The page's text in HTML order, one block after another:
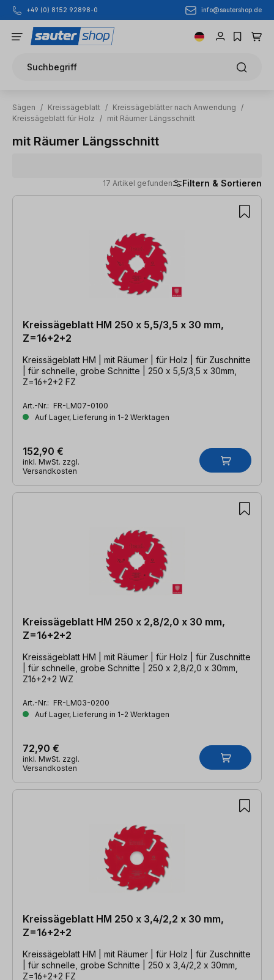
Zum Hauptinhalt springen
+49 (0) 8152 92898-0 info@sautershop.de
Suchbegriff
Sägen / Kreissägeblatt / Kreissägeblätter nach Anwendung
/
Kreissägeblatt für Holz
/ mit Räumer Längsschnitt
mit Räumer Längsschnitt
17 Artikel gefunden Filtern & Sortieren
17 Artikel gefunden
Kreissägeblatt HM 250 x 5,5/3,5 x 30 mm,
Z=16+2+2
Kreissägeblatt HM | mit Räumer | für Holz | für Zuschnitte
| für schnelle, grobe Schnitte | 250 x 5,5/3,5 x 30mm,
Z=16+2+2 FZ
Art.-Nr.: FR-LM07-0100
Auf Lager, Lieferung in 1-2 Werktagen
152,90 €
inkl. MwSt. zzgl.
Versandkosten
Kreissägeblatt HM 250 x 2,8/2,0 x 30 mm,
Z=16+2+2
Kreissägeblatt HM | mit Räumer | für Holz | für Zuschnitte
| für schnelle, grobe Schnitte | 250 x 2,8/2,0 x 30mm,
Z16+2+2 WZ
Art.-Nr.: FR-LM03-0200
Auf Lager, Lieferung in 1-2 Werktagen
72,90 €
inkl. MwSt. zzgl.
Versandkosten
Kreissägeblatt HM 250 x 3,4/2,2 x 30 mm,
Z=16+2+2
Kreissägeblatt HM | mit Räumer | für Holz | für Zuschnitte
| für schnelle, grobe Schnitte | 250 x 3,4/2,2 x 30mm,
Z=16+2+2 FZ